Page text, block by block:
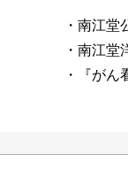
・南江堂
・南江堂
・『がん